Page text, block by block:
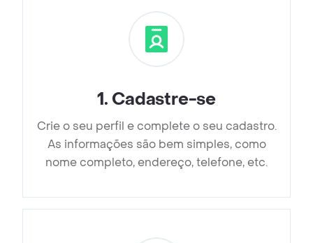
1. Cadastre-se
Crie o seu perfil e complete o seu cadastro.
As informações são bem simples, como
nome completo, endereço, telefone, etc.